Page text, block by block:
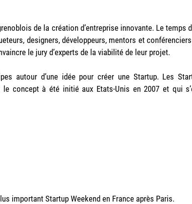
de la création d’entreprise innovante. Le temps
designers, développeurs, mentors et
le jury d’experts de la viabilité de leur projet.
autour d’une idée pour créer une Startup. Les
concept à été initié aux Etats-Unis en 2007 et qui
important Startup Weekend en France après Paris.